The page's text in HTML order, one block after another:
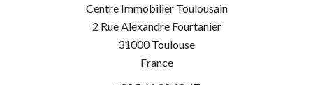
Centre Immobilier Toulousain
2 Rue Alexandre Fourtanier
31000Toulouse
France